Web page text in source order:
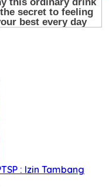
: Izin Tambang